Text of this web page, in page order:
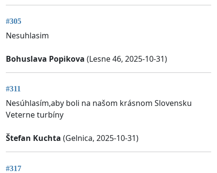
#305
Nesuhlasim
Bohuslava Popikova (Lesne 46, 2025-10-31)
#311
Nesúhlasím,aby boli na našom krásnom Slovensku
Veterne turbíny
Štefan Kuchta (Gelnica, 2025-10-31)
#317